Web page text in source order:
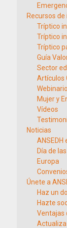
Recursos
Tríptico
Tríptico
Tríptico
Guía
Sector
Artículos
Mujer y
Vídeos
Noticias
ANSEDH
Día de
Europa
Únete a
Haz un
Hazte
Ventajas